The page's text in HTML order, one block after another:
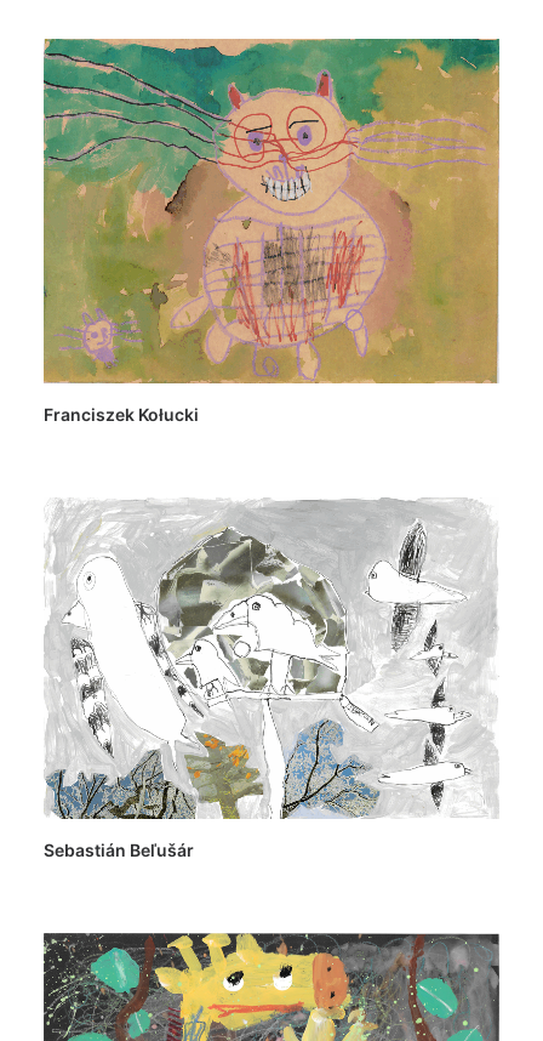
Franciszek Kołucki
Sebastián Beľušár